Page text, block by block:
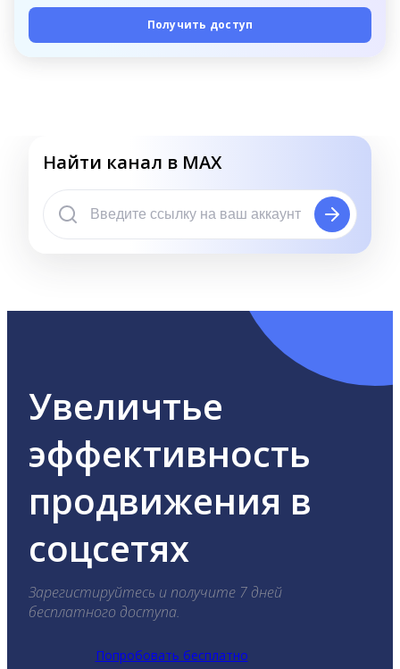
Получить доступ
Найти канал в MAX
Увеличтье
эффективность
продвижения в
соцсетях
Зарегистируйтесь и получите 7 дней
бесплатного доступа.
Попробовать бесплатно